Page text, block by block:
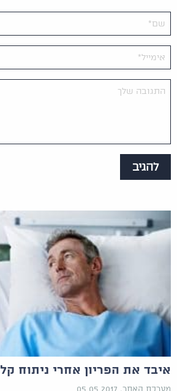
איבד את הפריון אחרי ניתוח קל